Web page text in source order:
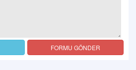
FORMU GÖNDER